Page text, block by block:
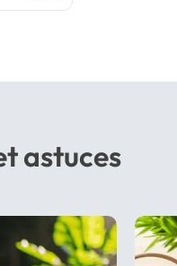
astuces